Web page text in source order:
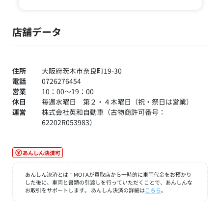
店舗データ
住所
大阪府茨木市奈良町19-30
電話
0726276454
営業
10：00～19：00
休日
毎週水曜日 第２・４木曜日（祝・祭日は営業）
運営
株式会社英和自動車（古物商許可番号：
62202R053983）
あんしん決済可
あんしん決済とは：MOTAが買取店から一時的に車両代金をお預かり
した後に、車両と書類の引渡しを行っていただくことで、あんしんな
お取引をサポートします。 あんしん決済の詳細はこちら。